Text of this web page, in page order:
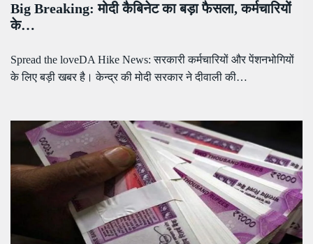
Big Breaking: मोदी कैबिनेट का बड़ा फैसला, कर्मचारियों
के…
Spread the loveDA Hike News: सरकारी कर्मचारियों और पेंशनभोगियों
के लिए बड़ी खबर है। केन्द्र की मोदी सरकार ने दीवाली की…